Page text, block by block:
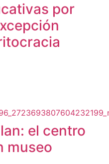
por
el centro
museo